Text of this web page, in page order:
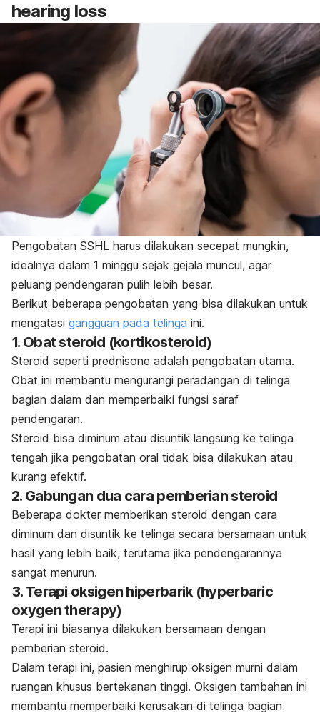
hearing loss
Pengobatan SSHL harus dilakukan secepat mungkin,
idealnya dalam 1 minggu sejak gejala muncul, agar
peluang pendengaran pulih lebih besar.
Berikut beberapa pengobatan yang bisa dilakukan untuk
mengatasi gangguan pada telinga ini.
1. Obat steroid (kortikosteroid)
Steroid seperti prednisone adalah pengobatan utama.
Obat ini membantu mengurangi peradangan di telinga
bagian dalam dan memperbaiki fungsi saraf
pendengaran.
Steroid bisa diminum atau disuntik langsung ke telinga
tengah jika pengobatan oral tidak bisa dilakukan atau
kurang efektif.
2. Gabungan dua cara pemberian steroid
Beberapa dokter memberikan steroid dengan cara
diminum dan disuntik ke telinga secara bersamaan untuk
hasil yang lebih baik, terutama jika pendengarannya
sangat menurun.
3. Terapi oksigen hiperbarik (hyperbaric
oxygen therapy)
Terapi ini biasanya dilakukan bersamaan dengan
pemberian steroid.
Dalam terapi ini, pasien menghirup oksigen murni dalam
ruangan khusus bertekanan tinggi. Oksigen tambahan ini
membantu memperbaiki kerusakan di telinga bagian